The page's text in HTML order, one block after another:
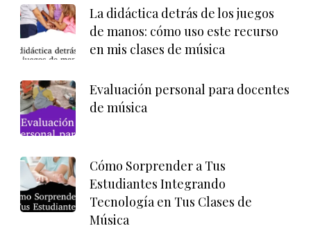
La didáctica detrás de los juegos
de manos: cómo uso este recurso
en mis clases de música
Evaluación personal para docentes
de música
Cómo Sorprender a Tus
Estudiantes Integrando
Tecnología en Tus Clases de
Música